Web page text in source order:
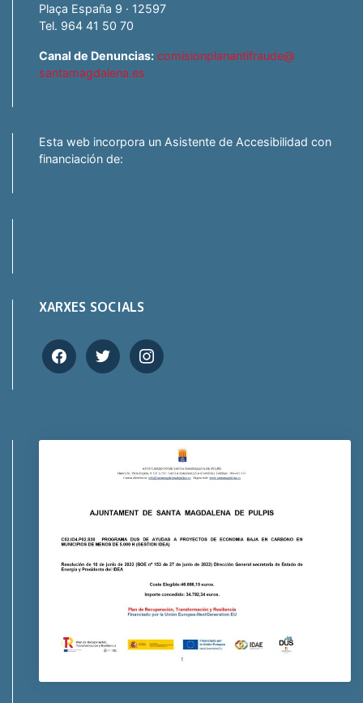
Plaça España 9 · 12597
Tel. 964 41 50 70
Canal de Denuncias: comisionplanantifraude@
santamagdalena.es
Esta web incorpora un Asistente de Accesibilidad con
financiación de:
XARXES SOCIALS
facebooktwitter instagram